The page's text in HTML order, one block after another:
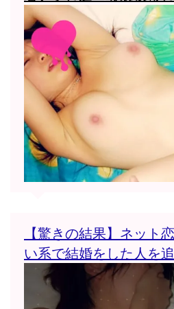
【驚きの結果】ネット
い系で結婚をした人を